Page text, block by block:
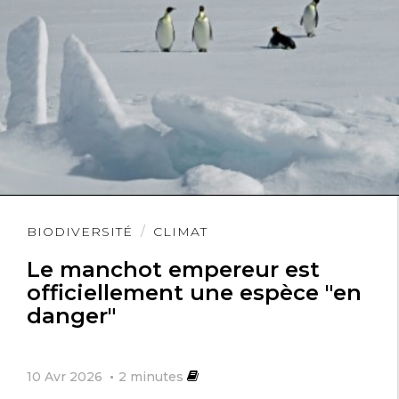
BIODIVERSITÉ CLIMAT
Le manchot empereur est
officiellement une espèce "en
danger"
10 Avr 2026 2 minutes
Lire